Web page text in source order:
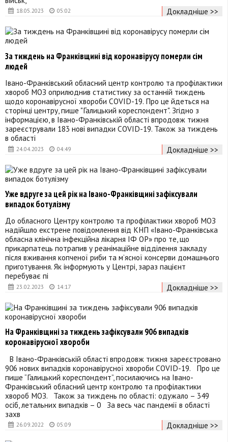
18.05.2023 05:02
Докладніше >>
24.04.2023 04:49
За тиждень на Франківщині від коронавірусу померли сім
людей
Івано-Франківський обласний центр контролю та профілактики
хвороб МОЗ оприлюднив статистику за останній тиждень
щодо коронавірусної хвороби COVID-19. Про це йдеться на
сторінці центру, пише "Галицький кореспондент". Згідно з
інформацією, в Івано-Франківській області впродовж тижня
зареєстрували 183 нові випадки COVID-19. Також за тиждень
в області
Докладніше >>
23.02.2023 14:17
Уже вдруге за цей рік на Івано-Франківщині зафіксували
випадок ботулізму
До обласного Центру контролю та профілактики хвороб МОЗ
надійшло екстрене повідомлення від КНП «Івано-Франківська
обласна клінічна інфекційна лікарня ІФ ОР» про те, що
прикарпатець потрапив у реанімаційне відділення закладу
після вживання копченої риби та м’ясної консерви домашнього
приготування. Як інформують у Центрі, зараз пацієнт
перебуває пі
Докладніше >>
26.09.2022 05:09
На Франківщині за тиждень зафіксували 906 випадків
коронавірусної хвороби
В Івано-Франківській області впродовж тижня зареєстровано
906 нових випадків коронавірусної хвороби COVID-19. Про це
пише “Галицький кореспондент”, посилаючись на Івано-
Франківський обласний центр контролю та профілактики
хвороб МОЗ. Також за тиждень по області: одужало – 349
осіб, летальних випадків – 0 За весь час пандемії в області
захв
Докладніше >>